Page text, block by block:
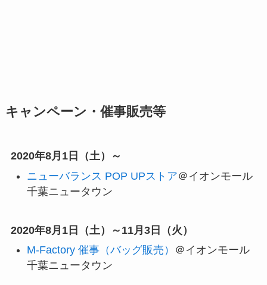
キャンペーン・催事販売等
2020年8月1日（土）～
ニューバランス POP UPストア＠イオンモール
千葉ニュータウン
2020年8月1日（土）～11月3日（火）
M-Factory 催事（バッグ販売）
＠イオンモール
千葉ニュータウン